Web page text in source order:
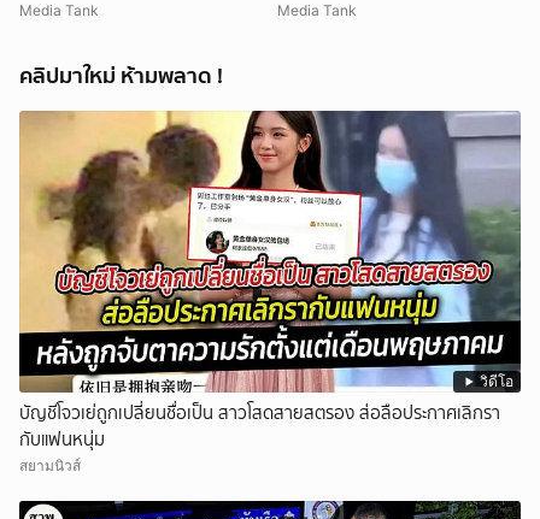
Media Tank Media Tank
คลิปมาใหม่ ห้ามพลาด !
วิดีโอ
บัญชีโจวเย่ถูกเปลี่ยนชื่อเป็น สาวโสดสายสตรอง ส่อลือประกาศเลิกรา
กับแฟนหนุ่ม
สยามนิวส์